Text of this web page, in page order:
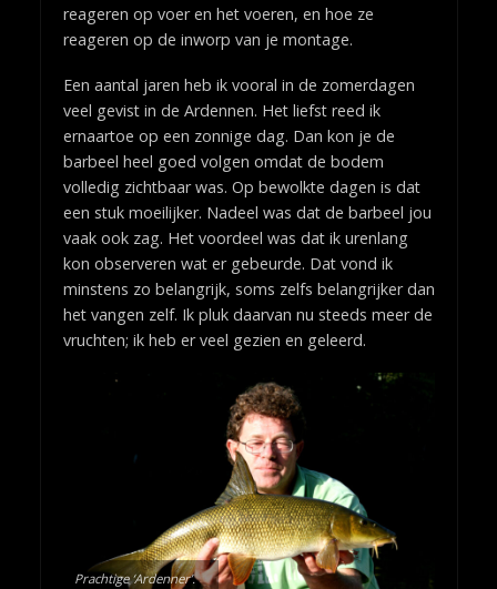
reageren op voer en het voeren, en hoe ze
reageren op de inworp van je montage.
Een aantal jaren heb ik vooral in de zomerdagen
veel gevist in de Ardennen. Het liefst reed ik
ernaartoe op een zonnige dag. Dan kon je de
barbeel heel goed volgen omdat de bodem
volledig zichtbaar was. Op bewolkte dagen is dat
een stuk moeilijker. Nadeel was dat de barbeel jou
vaak ook zag. Het voordeel was dat ik urenlang
kon observeren wat er gebeurde. Dat vond ik
minstens zo belangrijk, soms zelfs belangrijker dan
het vangen zelf. Ik pluk daarvan nu steeds meer de
vruchten; ik heb er veel gezien en geleerd.
Prachtige ‘Ardenner’.